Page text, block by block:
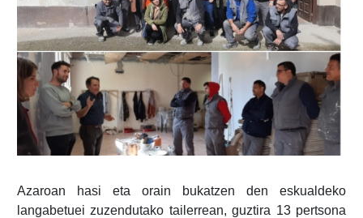
Azaroan hasi eta orain bukatzen den eskualdeko
langabetuei zuzendutako tailerrean, guztira 13 pertsona